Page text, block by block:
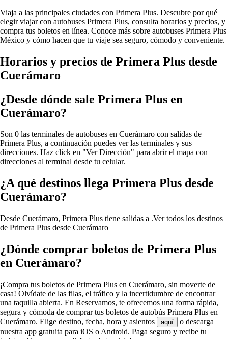
Viaja a las principales ciudades con Primera Plus. Descubre por qué
elegir viajar con autobuses Primera Plus, consulta horarios y precios, y
compra tus boletos en línea. Conoce más sobre autobuses Primera Plus
México y cómo hacen que tu viaje sea seguro, cómodo y conveniente.
Horarios y precios de Primera Plus desde
Cuerámaro
¿Desde dónde sale Primera Plus en
Cuerámaro?
Son 0 las terminales de autobuses en Cuerámaro con salidas de
Primera Plus, a continuación puedes ver las terminales y sus
direcciones. Haz click en "Ver Dirección" para abrir el mapa con
direcciones al terminal desde tu celular.
¿A qué destinos llega Primera Plus desde
Cuerámaro?
Desde Cuerámaro, Primera Plus tiene salidas a .Ver todos los destinos
de Primera Plus desde Cuerámaro
¿Dónde comprar boletos de Primera Plus
en Cuerámaro?
¡Compra tus boletos de Primera Plus en Cuerámaro, sin moverte de
casa! Olvídate de las filas, el tráfico y la incertidumbre de encontrar
una taquilla abierta. En Reservamos, te ofrecemos una forma rápida,
segura y cómoda de comprar tus boletos de autobús Primera Plus en
Cuerámaro. Elige destino, fecha, hora y asientos
aquí
o descarga
nuestra app gratuita para iOS o Android. Paga seguro y recibe tu